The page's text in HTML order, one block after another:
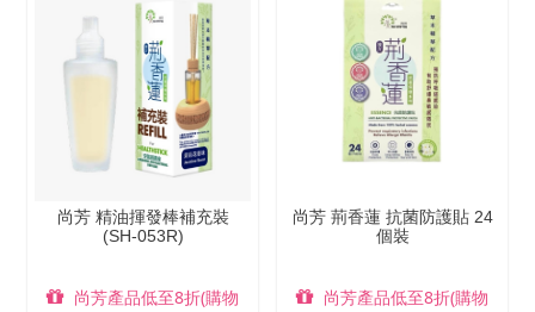
尚芳 精油揮發棒補充裝
(SH-053R)
尚芳產品低至8折(購物
尚芳 荊香蓮 抗菌防護貼 24
個裝
尚芳產品低至8折(購物